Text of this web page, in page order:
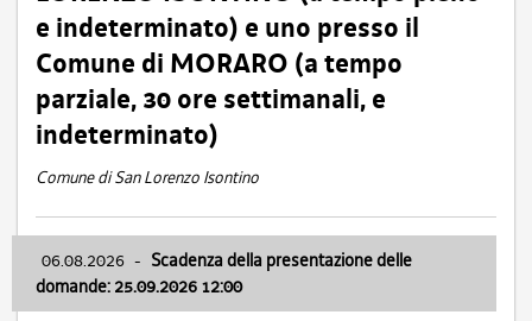
e indeterminato) e uno presso il
Comune di MORARO (a tempo
parziale, 30 ore settimanali, e
indeterminato)
Comune di San Lorenzo Isontino
06.08.2026 - Scadenza della presentazione delle
domande: 25.09.2026 12:00